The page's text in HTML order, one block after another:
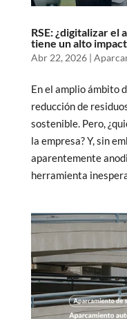
RSE: ¿digitalizar el
tiene un alto
Abr 22, 2026|
En el amplio ámbito
reducción de
sostenible. Pero,
la empresa? Y, sin
aparentemente
herramienta